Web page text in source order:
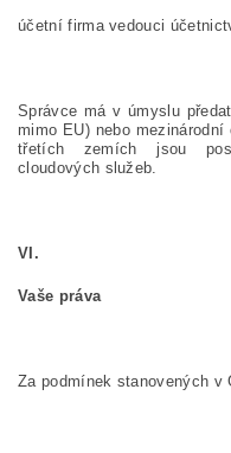
účetní firma vedouci
Správce má v úmyslu
mimo EU) nebo
třetích zemích jsou
cloudových služeb.
VI.
Vaše práva
Za podmínek stanovených v